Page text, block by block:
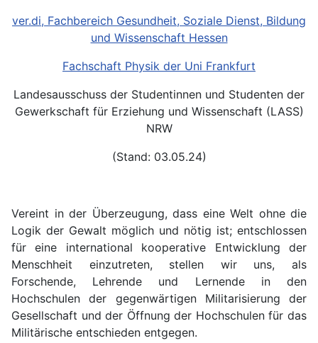
ver.di, Fachbereich Gesundheit, Soziale Dienst, Bildung
und Wissenschaft Hessen
Fachschaft Physik der Uni Frankfurt
Landesausschuss der Studentinnen und Studenten der
Gewerkschaft für Erziehung und Wissenschaft (LASS)
NRW
(Stand: 03.05.24)
Vereint in der Überzeugung, dass eine Welt ohne die
Logik der Gewalt möglich und nötig ist; entschlossen
für eine international kooperative Entwicklung der
Menschheit einzutreten, stellen wir uns, als
Forschende, Lehrende und Lernende in den
Hochschulen der gegenwärtigen Militarisierung der
Gesellschaft und der Öffnung der Hochschulen für das
Militärische entschieden entgegen.